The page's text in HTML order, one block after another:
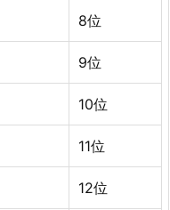
8位
9位
10位
11位
12位